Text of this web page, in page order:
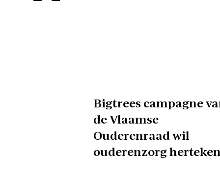
Bigtrees campagne
de Vlaamse
Ouderenraad wil
ouderenzorg